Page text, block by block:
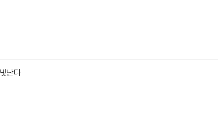
난다